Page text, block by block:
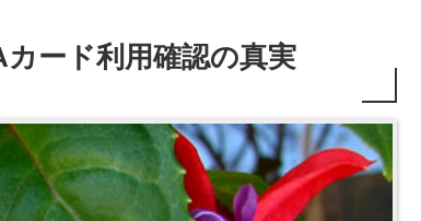
ード利用確認の真実